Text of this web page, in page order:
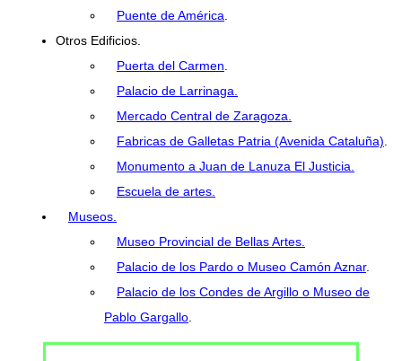
Puente de América
Otros Edificios.
Puerta del Carmen
Palacio de Larrinaga.
Mercado Central de Zaragoza.
Fabricas de Galletas Patria (Avenida Cataluña)
Monumento a Juan de Lanuza El Justicia.
Escuela de artes.
Museos.
Museo Provincial de Bellas Artes.
Palacio de los Pardo o Museo Camón Aznar.
Palacio de los Condes de Argillo o Museo de
Pablo Gargallo